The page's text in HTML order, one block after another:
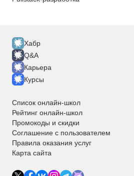
Красноярск
Воронеж
Пермь
Волгоград
Архангельск
Калининград
Псков
Рязань
Аналитика данных
Системная аналитика
Бизнес аналитика
Инженерия данных
DevOps
Интернет маркетинг
Менеджер продукта
Project-менеджмент
Хабр
Q&A
Карьера
Курсы
Список онлайн-школ
Рейтинг онлайн-школ
Промокоды и скидки
Соглашение с пользователем
Правила оказания услуг
Карта сайта